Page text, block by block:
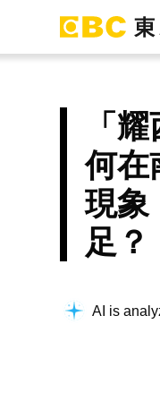
「
何在
現象
足？
AI is